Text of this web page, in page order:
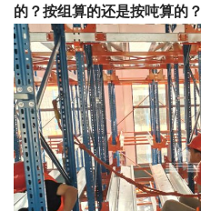
的？按组算的还是按吨算的？